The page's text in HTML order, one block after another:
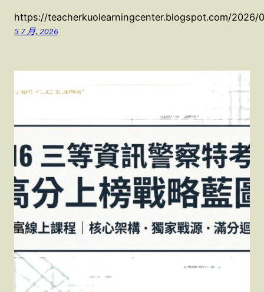
https://teacherkuolearningcenter.blogspot.com/2026/
5 7 月, 2026